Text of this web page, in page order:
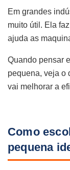
Em grandes
muito útil. Ela
ajuda as
Quando pensar
pequena, veja o
vai melhorar a
Como
pequena